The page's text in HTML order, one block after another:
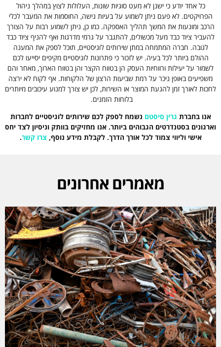
כל אחד יודע כי ישנן לא מעט סוגיות שונות, העלולות לצוץ במהלך ניהול
הפרויקטים. לא פעם ניתן לשמוע על בעיות גישה, החוסמות את המעבר לכלי
הרכב ומונעות את המשך תהליך האספקה. כמו כן, ניתן לשמוע רבות על הצורך
להעביר ציוד כבד מעל מכשולים, להתגבר על גרמי מדרגות ואף להניף ציוד כבד
לגובה. חברה המתמחה במתן שירותים לוגיסטיים, תוכל לספק את המענה
ההולם ביותר לכל בעיה. יש לזכור כי פתרונות לוגיסטיים מקיפים יסייעו לכם
לשמור על יעילות ורווחיות העסק הן בטווח הקצר והן בטווח הארוך, מאחר והם
משפיעים באופן ניכר על רמת שביעות הרצון של הלקוחות. אף לקוח לא ירצה
לחכות לאורך זמן להגעת המוצר או השירות, לכן יש צורך למנוע עיכובים מיותרים
בלוחות הזמנים.
אנו בחברת גרין סיסטם נשמח לספק לכם שירותים לוגיסטיים לחברות
וארגונים בסטנדרטים הגבוהים ביותר. אנו מחזיקים בוותק וניסיון לצד יחס
אישי וליווי צמוד לכל אורך הדרך. לקבלת מידע נוסף, צרו קשר.
מאמרים אחרונים